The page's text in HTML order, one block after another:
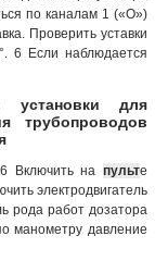
по каналам 1 («О»)
Проверить уставки
6 Если наблюдается
установки для
трубопроводов
Включить на пульте
электродвигатель
рода работ дозатора
манометру давление